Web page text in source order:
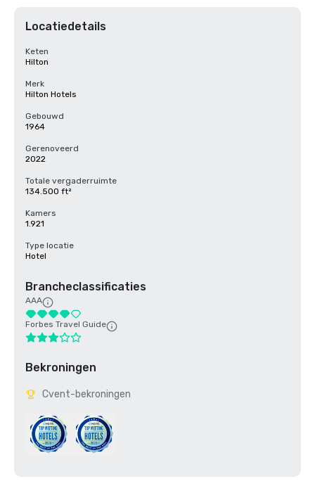
Locatiedetails
Keten
Hilton
Merk
Hilton Hotels
Gebouwd
1964
Gerenoveerd
2022
Totale vergaderruimte
134.500 ft²
Kamers
1.921
Type locatie
Hotel
Brancheclassificaties
AAA
Forbes Travel Guide
Bekroningen
Cvent-bekroningen